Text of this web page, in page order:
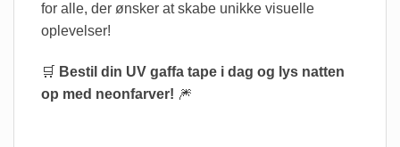
for alle, der ønsker at skabe unikke visuelle
oplevelser!
🛒 Bestil din UV gaffa tape i dag og lys natten
op med neonfarver! 🎆